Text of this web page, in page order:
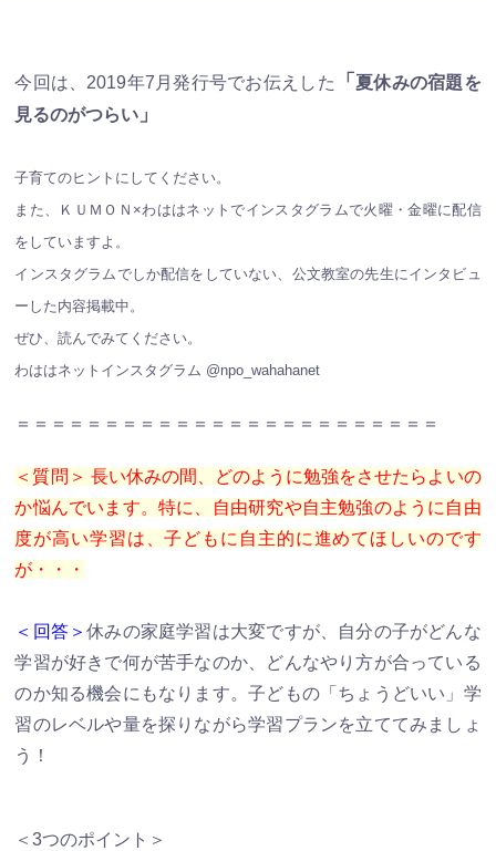
今回は、2019年7月発行号でお伝えした 「夏休みの宿題を
見るのがつらい 」
子育てのヒントにしてください。
また、ＫＵＭＯＮ×わははネットでインスタグラムで火曜・金曜に配信
をしていますよ。
インスタグラムでしか配信をしていない、公文教室の先生にインタビュ
ーした内容掲載中。
ぜひ、読んでみてください。
わははネットインスタグラム @npo_wahahanet
＝＝＝＝＝＝＝＝＝＝＝＝＝＝＝＝＝＝＝＝＝＝＝＝
＜質問＞ 長い休みの間、どのように勉強をさせたらよいの
か悩んでいます。特に、自由研究や自主勉強のように自由
度が高い学習は、子どもに自主的に進めてほしいのです
が・・・
＜回答＞休みの家庭学習は大変ですが、自分の子がどんな
学習が好きで何が苦手なのか、どんなやり方が合っている
のか知る機会にもなります。子どもの「ちょうどいい」学
習のレベルや量を探りながら学習プランを立ててみましょ
う！
＜3つのポイント＞